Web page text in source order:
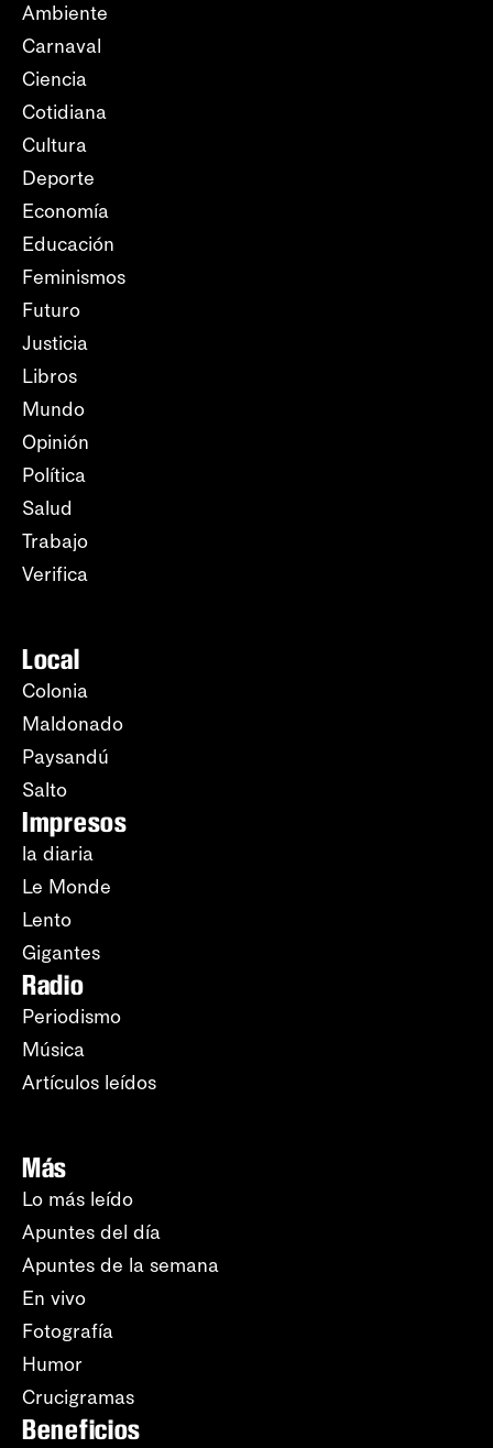
Ambiente
Carnaval
Ciencia
Cotidiana
Cultura
Deporte
Economía
Educación
Feminismos
Futuro
Justicia
Libros
Mundo
Opinión
Política
Salud
Trabajo
Verifica
Local
Colonia
Maldonado
Paysandú
Salto
Impresos
la diaria
Le Monde
Lento
Gigantes
Radio
Periodismo
Música
Artículos leídos
Más
Lo más leído
Apuntes del día
Apuntes de la semana
En vivo
Fotografía
Humor
Crucigramas
Beneficios